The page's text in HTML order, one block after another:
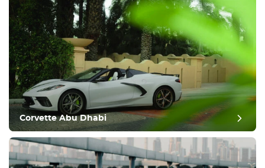
Corvette Abu Dhabi